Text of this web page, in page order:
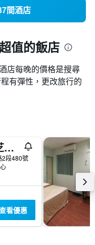
間酒店
值的飯店
店每晚的價格是搜尋
有彈性，更改旅行的
101旅店(芝蘭賓館)
2段480號
看優惠